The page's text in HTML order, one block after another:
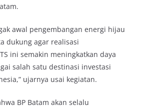
awal pengembangan energi hijau
dukung agar realisasi
ini semakin meningkatkan daya
salah satu destinasi investasi
ujarnya usai kegiatan.
BP Batam akan selalu